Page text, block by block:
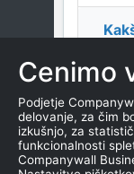
KZ
Cenimo
Podjetje
delovanje, za čim
izkušnjo, za
funkcionalnosti
Companywall